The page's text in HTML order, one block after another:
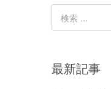
最新記事